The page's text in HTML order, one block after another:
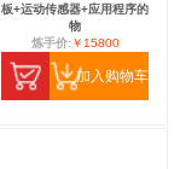
板+运动传感器+应用程序的
物
炼手价:￥15800
加入购物车